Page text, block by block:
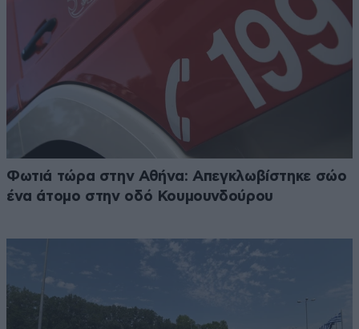
Φωτιά τώρα στην Αθήνα: Απεγκλωβίστηκε σώο
ένα άτομο στην οδό Κουμουνδούρου